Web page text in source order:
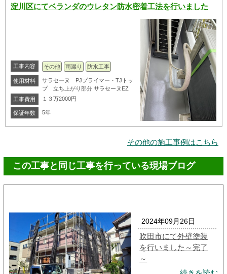
淀川区にてベランダのウレタン防水密着工法を行いました
工事内容 その他 雨漏り 防水工事
使用材料
サラセーヌ PJプライマー・TJトッ
プ 立ち上がり部分 サラセーヌEZ
工事費用
１３万2000円
保証年数 5年
その他の施工事例はこちら
この工事と同じ工事を行っている現場ブログ
2024年09月26日
吹田市にて外壁塗装
を行いました～完了
～